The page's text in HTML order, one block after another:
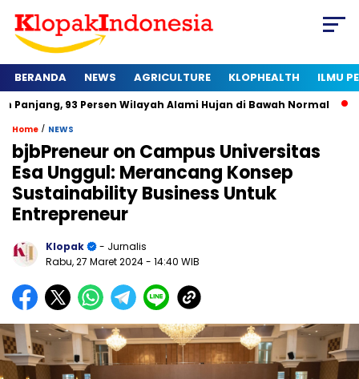
BERANDA NEWS AGRICULTURE KLOPHEALTH ILMU
Persen Wilayah Alami Hujan di Bawah Normal Kapan
Home / NEWS
bjbPreneur on Campus Universitas
Esa Unggul: Merancang Konsep
Sustainability Business Untuk
Entrepreneur
Klopak
- Jurnalis
Rabu, 27 Maret 2024- 14:40 WIB